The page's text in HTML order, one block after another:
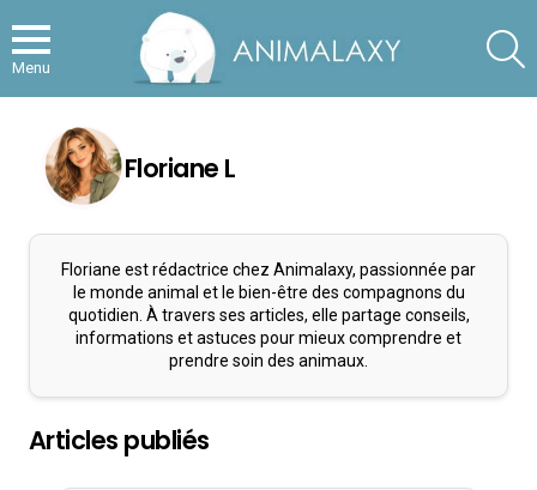
Menu
Floriane L
Floriane est rédactrice chez Animalaxy, passionnée par
le monde animal et le bien-être des compagnons du
quotidien. À travers ses articles, elle partage conseils,
informations et astuces pour mieux comprendre et
prendre soin des animaux.
Articles publiés